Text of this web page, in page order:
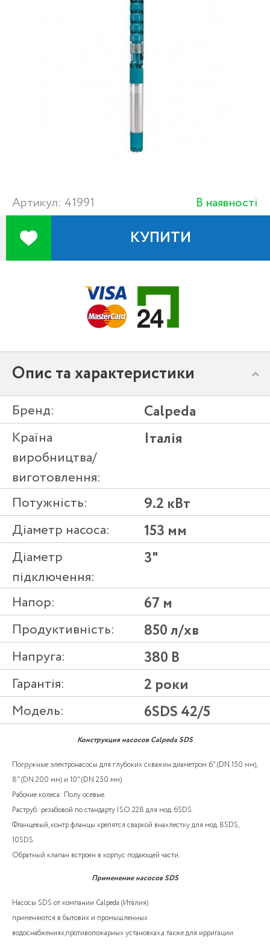
Артикул: 41991 В наявності
КУПИТИ
Опис та характеристики
Бренд: Calpeda
Країна
виробництва/
виготовлення:
Італія
Потужність: 9.2 кВт
Діаметр насоса: 153 мм
Діаметр
підключення:
3"
Напор: 67 м
Продуктивність: 850 л/хв
Напруга: 380 В
Гарантія: 2 роки
Модель: 6SDS 42/5
Конструкция насосов Calpeda SDS
Погружные электронасосы для глубоких скважин диаметром 6" (DN 150 мм),
8" (DN 200 мм) и 10" (DN 250 мм).
Рабочие колеса: Полу осевые.
Раструб: резьбовой по стандарту ISO 228 для мод. 6SDS.
Фланцевый, контр фланцы крепятся сваркой внахлестку для мод. 8SDS,
10SDS.
Обратный клапан встроен в корпус подающей части.
Применение насосов SDS
Насосы SDS от компании Calpeda (Италия)
применяются в бытових и промышленных
водоснабжениях,противопожарных установках,а также для ирригации.